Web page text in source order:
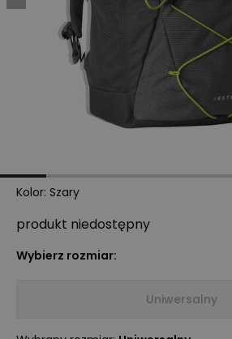
Kolor: Szary
produkt niedostępny
Wybierz rozmiar:
Uniwersalny